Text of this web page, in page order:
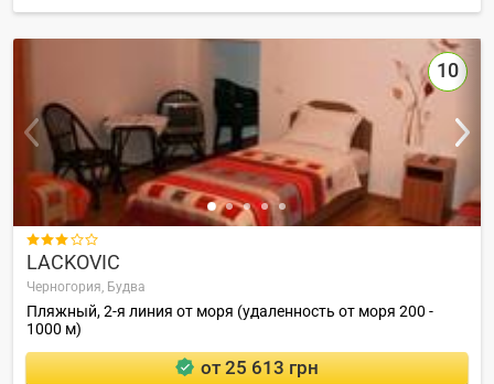
10

LACKOVIC
Черногория, Будва
Пляжный, 2-я линия от моря (удаленность от моря 200 -
1000 м)
от 25 613 грн